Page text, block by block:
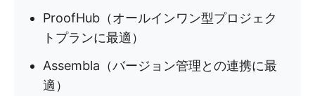
ProofHub（オールインワン型プロジェク
トプランに最適）
Assembla（バージョン管理との連携に最
適）